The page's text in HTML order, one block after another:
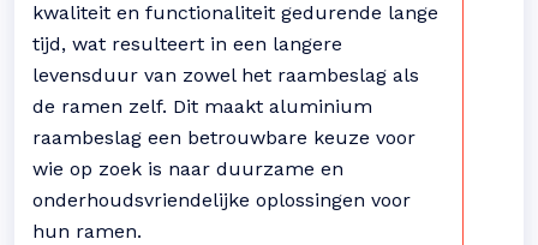
kwaliteit en functionaliteit gedurende lange
tijd, wat resulteert in een langere
levensduur van zowel het raambeslag als
de ramen zelf. Dit maakt aluminium
raambeslag een betrouwbare keuze voor
wie op zoek is naar duurzame en
onderhoudsvriendelijke oplossingen voor
hun ramen.